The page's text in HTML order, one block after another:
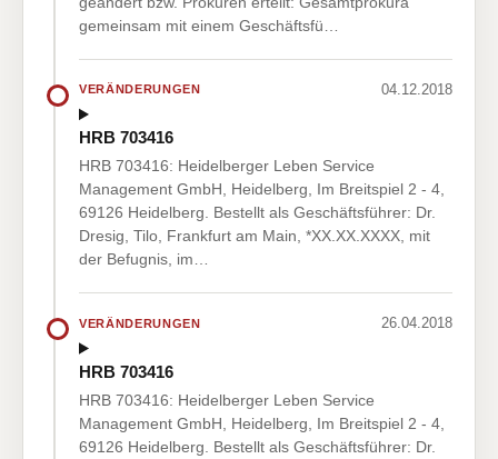
gemeinsam mit einem Geschäftsfü…
VERÄNDERUNGEN 04.12.2018
HRB 703416
HRB 703416: Heidelberger Leben Service
Management GmbH, Heidelberg, Im Breitspiel 2 - 4,
69126 Heidelberg. Bestellt als Geschäftsführer: Dr.
Dresig, Tilo, Frankfurt am Main, *XX.XX.XXXX, mit
der Befugnis, im…
VERÄNDERUNGEN 26.04.2018
HRB 703416
HRB 703416: Heidelberger Leben Service
Management GmbH, Heidelberg, Im Breitspiel 2 - 4,
69126 Heidelberg. Bestellt als Geschäftsführer: Dr.